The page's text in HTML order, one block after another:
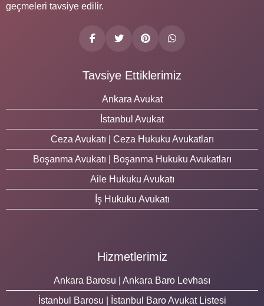
geçmeleri tavsiye edilir.
Tavsiye Ettiklerimiz
Ankara Avukat
İstanbul Avukat
Ceza Avukatı | Ceza Hukuku Avukatları
Boşanma Avukatı | Boşanma Hukuku Avukatları
Aile Hukuku Avukatı
İş Hukuku Avukatı
Hizmetlerimiz
Ankara Barosu | Ankara Baro Levhası
İstanbul Barosu | İstanbul Baro Avukat Listesi